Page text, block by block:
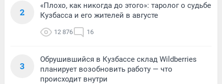
2
«Плохо, как никогда до этого»: таролог о судьбе
Кузбасса и его жителей в августе
12 876 16
3
Обрушившийся в Кузбассе склад Wildberries
планирует возобновить работу — что
происходит внутри